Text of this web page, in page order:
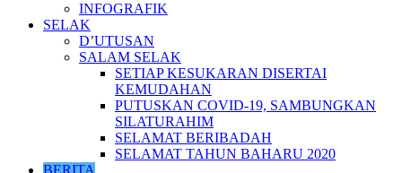
INFOGRAFIK
SELAK
D’UTUSAN
SALAM SELAK
SETIAP KESUKARAN DISERTAI
KEMUDAHAN
PUTUSKAN COVID-19, SAMBUNGKAN
SILATURAHIM
SELAMAT BERIBADAH
SELAMAT TAHUN BAHARU 2020
BERITA